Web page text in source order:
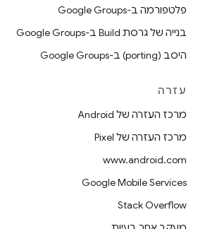
פלטפורמה ב-Google Groups
בנייה של גרסת Build ב-Google Groups
היסב (porting) ב-Google Groups
עזרה
מרכז העזרה של Android
מרכז העזרה של Pixel
www.android.com
Google Mobile Services
Stack Overflow